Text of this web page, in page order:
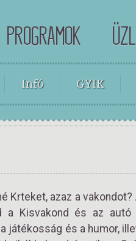
PROGRAMOK
Infó GYIK
Krteket, azaz a
a Kisvakond és az
játékosság és a humor,